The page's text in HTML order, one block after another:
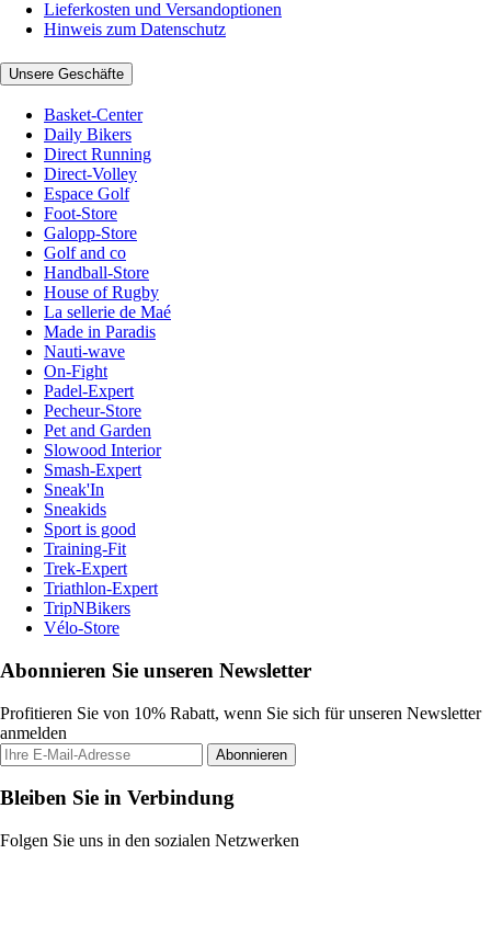
Lieferkosten und Versandoptionen
Hinweis zum Datenschutz
Unsere Geschäfte
Basket-Center
Daily Bikers
Direct Running
Direct-Volley
Espace Golf
Foot-Store
Galopp-Store
Golf and co
Handball-Store
House of Rugby
La sellerie de Maé
Made in Paradis
Nauti-wave
On-Fight
Padel-Expert
Pecheur-Store
Pet and Garden
Slowood Interior
Smash-Expert
Sneak'In
Sneakids
Sport is good
Training-Fit
Trek-Expert
Triathlon-Expert
TripNBikers
Vélo-Store
Abonnieren Sie unseren Newsletter
Profitieren Sie von 10% Rabatt, wenn Sie sich für unseren Newsletter
anmelden
Abonnieren
Bleiben Sie in Verbindung
Folgen Sie uns in den sozialen Netzwerken